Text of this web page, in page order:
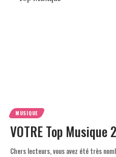
MUSIQUE
VOTRE Top Musique
Chers lecteurs, vous avez été très